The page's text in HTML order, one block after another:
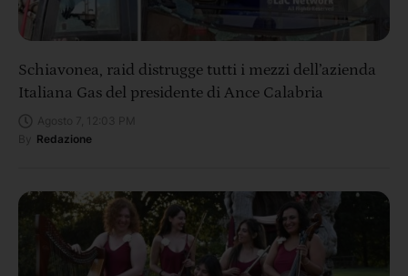
Schiavonea, raid distrugge tutti i mezzi dell’azienda
Italiana Gas del presidente di Ance Calabria
Redazione